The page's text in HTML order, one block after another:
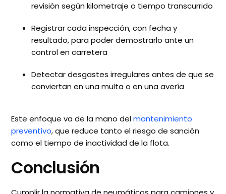
revisión según kilometraje o tiempo transcurrido
Registrar cada inspección, con fecha y
resultado, para poder demostrarlo ante un
control en carretera
Detectar desgastes irregulares antes de que se
conviertan en una multa o en una avería
Este enfoque va de la mano delmantenimiento
preventivo, que reduce tanto el riesgo de sanción
como el tiempo de inactividad de la flota.
Conclusión